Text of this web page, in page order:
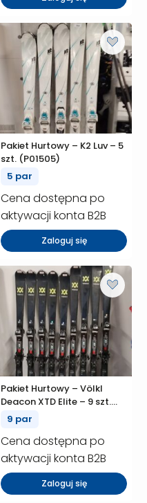
Pakiet Hurtowy – K2 Luv – 5
szt. (P01505)
5 par
Cena dostępna po
aktywacji konta B2B
Zaloguj się
Pakiet Hurtowy – Völkl
Deacon XTD Elite – 9 szt.
(P01442)
9 par
Cena dostępna po
aktywacji konta B2B
Zaloguj się